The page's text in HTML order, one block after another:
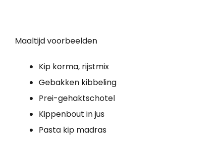
Maaltijd voorbeelden
Kip korma, rijstmix
Gebakken kibbeling
Prei-gehaktschotel
Kippenbout in jus
Pasta kip madras